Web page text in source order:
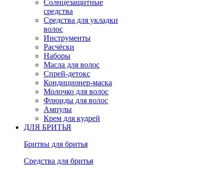
Солнцезащитные
средства
Средства для укладки
волос
Инструменты
Расчёски
Наборы
Масла для волос
Спрей-детокс
Кондиционер-маска
Молочко для волос
Флюиды для волос
Ампулы
Крем для кудрей
ДЛЯ БРИТЬЯ
Бритвы для бритья
Средства для бритья